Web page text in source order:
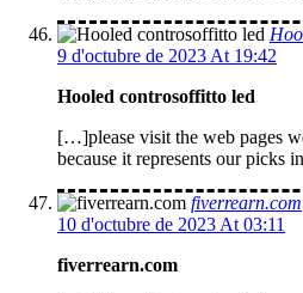
9 d'octubre de 2023 At 19:42
Hooled controsoffitto led
[…]please visit the web pages
because it represents our picks
fiverrearn.com
10 d'octubre de 2023 At 03:11
fiverrearn.com